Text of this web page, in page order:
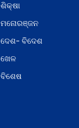
ଶିକ୍ଷା
ମନୋରଞ୍ଜନ
ଦେଶ- ବିଦେଶ
ଖେଳ
ବିଶେଷ